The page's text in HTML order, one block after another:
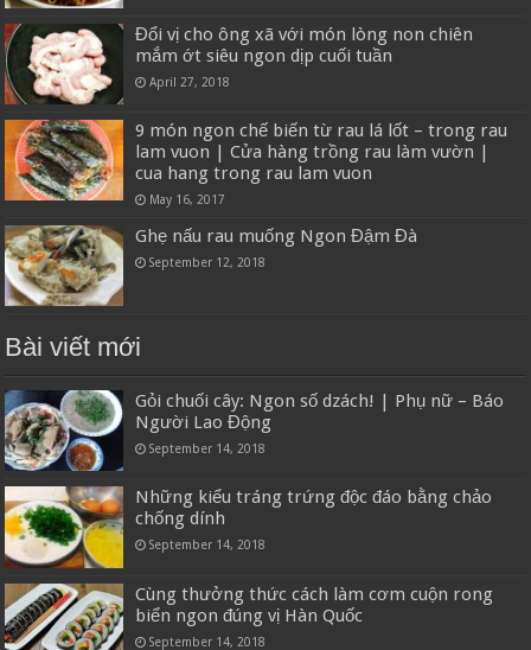
Đổi vị cho ông xã với món lòng non chiên
mắm ớt siêu ngon dịp cuối tuần
April 27, 2018
9 món ngon chế biến từ rau lá lốt – trong rau
lam vuon | Cửa hàng trồng rau làm vườn |
cua hang trong rau lam vuon
May 16, 2017
Ghẹ nấu rau muống Ngon Đậm Đà
September 12, 2018
Bài viết mới
Gỏi chuối cây: Ngon số dzách! | Phụ nữ – Báo
Người Lao Động
September 14, 2018
Những kiểu tráng trứng độc đáo bằng chảo
chống dính
September 14, 2018
Cùng thưởng thức cách làm cơm cuộn rong
biển ngon đúng vị Hàn Quốc
September 14, 2018